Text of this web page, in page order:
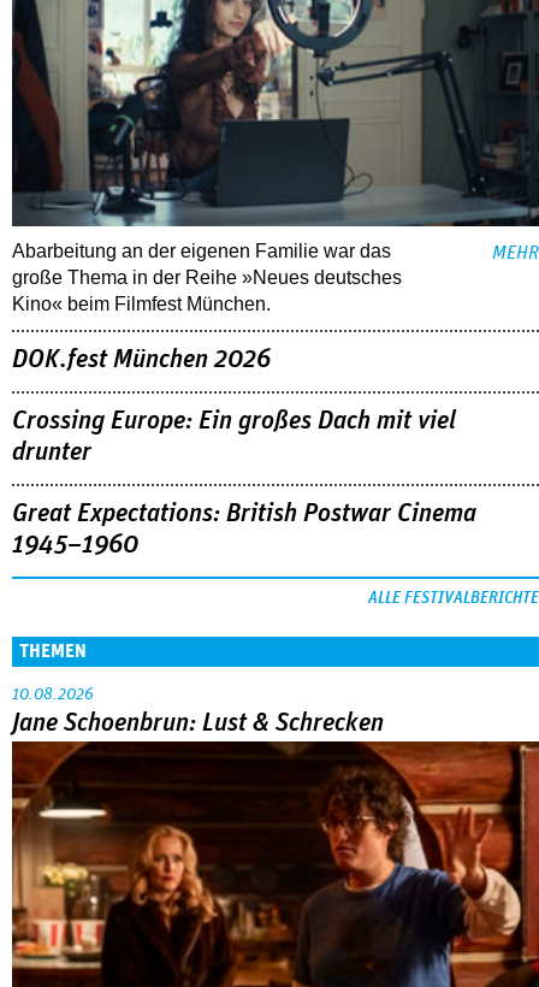
Abarbeitung an der eigenen Familie war das
große Thema in der Reihe »Neues deutsches
Kino« beim Filmfest München.
MEHR
DOK.fest München 2026
Crossing Europe: Ein großes Dach mit viel
drunter
Great Expectations: British Postwar Cinema
1945–1960
ALLE FESTIVALBERICHTE
THEMEN
10.08.2026
Jane Schoenbrun: Lust & Schrecken